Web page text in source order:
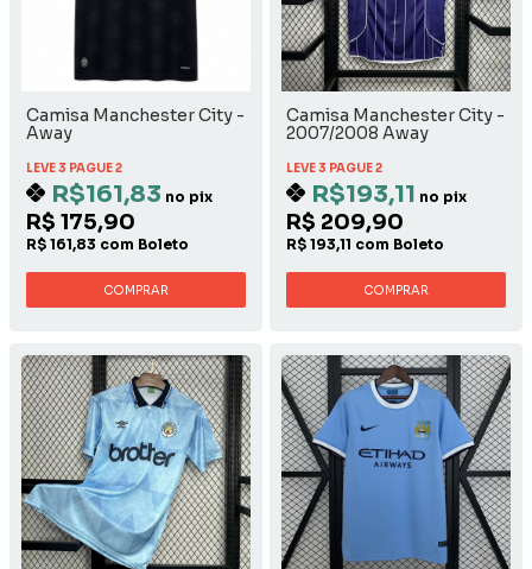
Camisa Manchester City -
Away
LEVE 3 PAGUE 2
R$161,83 no pix
R$ 175,90
R$ 161,83 com Boleto
COMPRAR
Camisa Manchester City -
2007/2008 Away
LEVE 3 PAGUE 2
R$193,11 no pix
R$ 209,90
R$ 193,11 com Boleto
COMPRAR